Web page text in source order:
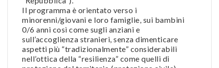
Il programma è orientato verso i
minorenni/giovani e loro famiglie, sui bambini
0/6 anni così come sugli anziani e
sull’accoglienza stranieri, senza dimenticare
aspetti più “tradizionalmente” considerabili
nell’ottica della “resilienza” come quelli di